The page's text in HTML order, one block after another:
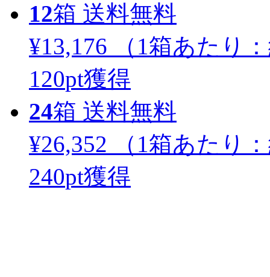
12箱 送料無料
¥13,176
（1箱あたり：
120pt獲得
24箱 送料無料
¥26,352
（1箱あたり：
240pt獲得